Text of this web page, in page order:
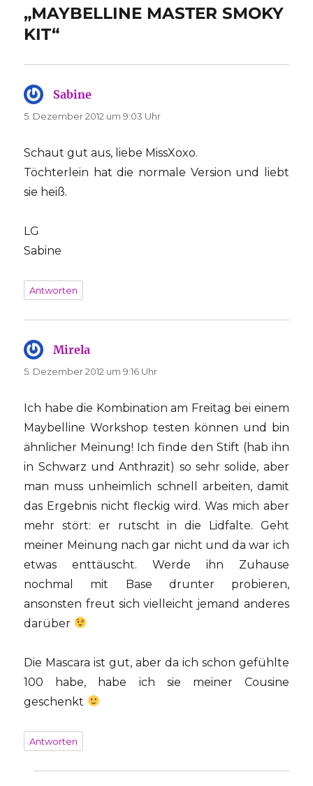
„MAYBELLINE MASTER SMOKY
KIT“
Sabine
5. Dezember 2012 um 9:03 Uhr
Schaut gut aus, liebe MissXoxo.
Töchterlein hat die normale Version und liebt
sie heiß.
LG
Sabine
Antworten
Mirela
5. Dezember 2012 um 9:16 Uhr
Ich habe die Kombination am Freitag bei einem
Maybelline Workshop testen können und bin
ähnlicher Meinung! Ich finde den Stift (hab ihn
in Schwarz und Anthrazit) so sehr solide, aber
man muss unheimlich schnell arbeiten, damit
das Ergebnis nicht fleckig wird. Was mich aber
mehr stört: er rutscht in die Lidfalte. Geht
meiner Meinung nach gar nicht und da war ich
etwas enttäuscht. Werde ihn Zuhause
nochmal mit Base drunter probieren,
ansonsten freut sich vielleicht jemand anderes
darüber
Die Mascara ist gut, aber da ich schon gefühlte
100 habe, habe ich sie meiner Cousine
geschenkt
Antworten